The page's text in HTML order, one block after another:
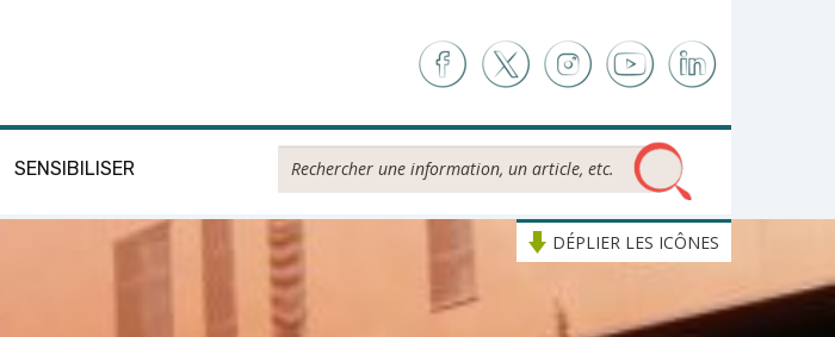
SENSIBILISER Rechercher...
DÉPLIER LES ICÔNES